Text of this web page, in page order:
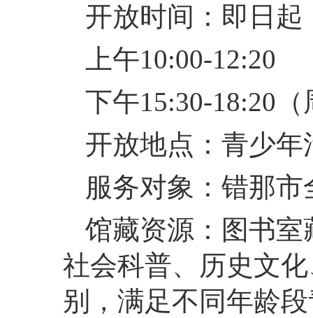
开放时间：即日
上午10:00-12:20
下午15:30-18:20
开放地点：青少
服务对象：错那
馆藏资源：图书室
社会科普、历史文
别，满足不同年龄